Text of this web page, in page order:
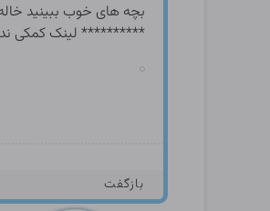
بچه های خوب ببینید
********** لینک کمکی
بازگفت